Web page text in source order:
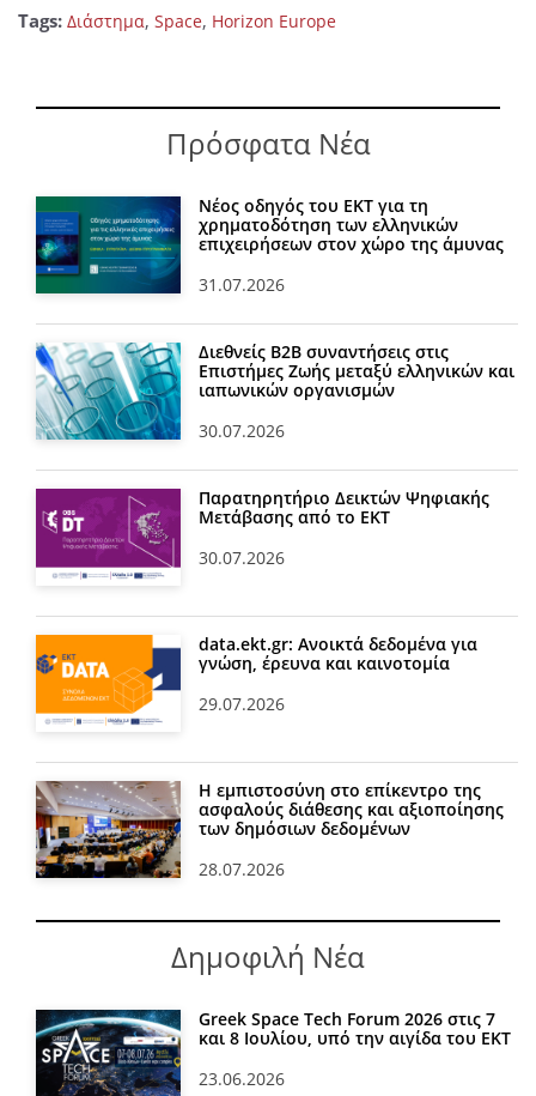
Tags: Διάστημα, Space, Horizon Europe
Πρόσφατα Νέα
Νέος οδηγός του ΕΚΤ για τη
χρηματοδότηση των ελληνικών
επιχειρήσεων στον χώρο της άμυνας
31.07.2026
Διεθνείς Β2Β συναντήσεις στις
Επιστήμες Ζωής μεταξύ ελληνικών και
ιαπωνικών οργανισμών
30.07.2026
Παρατηρητήριο Δεικτών Ψηφιακής
Μετάβασης από το ΕΚΤ
30.07.2026
data.ekt.gr: Ανοικτά δεδομένα για
γνώση, έρευνα και καινοτομία
29.07.2026
Η εμπιστοσύνη στο επίκεντρο της
ασφαλούς διάθεσης και αξιοποίησης
των δημόσιων δεδομένων
28.07.2026
Δημοφιλή Νέα
Greek Space Tech Forum 2026 στις 7
και 8 Ιουλίου, υπό την αιγίδα του ΕΚΤ
23.06.2026